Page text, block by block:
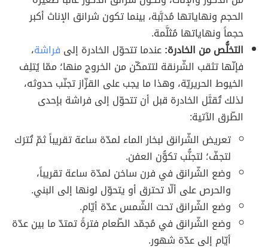
الحجم ونهاياتها مُدبَّبة، بينما تكون شرانق الإناث أكبر
حجماََ ونهاياتها مُثلَّمة.
التخلُّص من الخادرة:عندما تتحوّل الخادرة إلى فراشة،
فإنّها تثقب الشّرنقة لتتمكّن من الخروج منها؛ ممّا يُتلِف
الخيوط الحريريّة، وهذا ما يجب على القزّاز تجنّب حدوثه،
لذلك تُقتََل الخادرة قبل أن تتحوّل إلى فراشة بإحدى
الطّرق الآتية:
تعريض الشّرانق لبخار الماء لمدّة ساعة تقريباََ ثمّ تُترَك
لتجفّ؛ لتجنُّب تكوُّن العفن.
وضع الشّرانق في فرن ساخن لمدّة ساعة تقريباً،
والحرص على ألّا تحترق أو يتحوّل لونها إلى البني.
وضع الشّرانق تحت الشّمس عدّة أيّام.
وضع الشّرانق في مُجمّد الطّعام فترةً تمتدّ ما بين عدّة
أيّام إلى عدّة شهور.